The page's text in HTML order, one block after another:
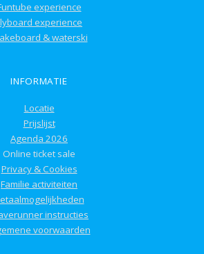
experience
experience
& waterski
INFORMATIE
Locatie
Prijslijst
Agenda 2026
Online ticket sale
Privacy & Cookies
Familie activiteiten
instructies
voorwaarden